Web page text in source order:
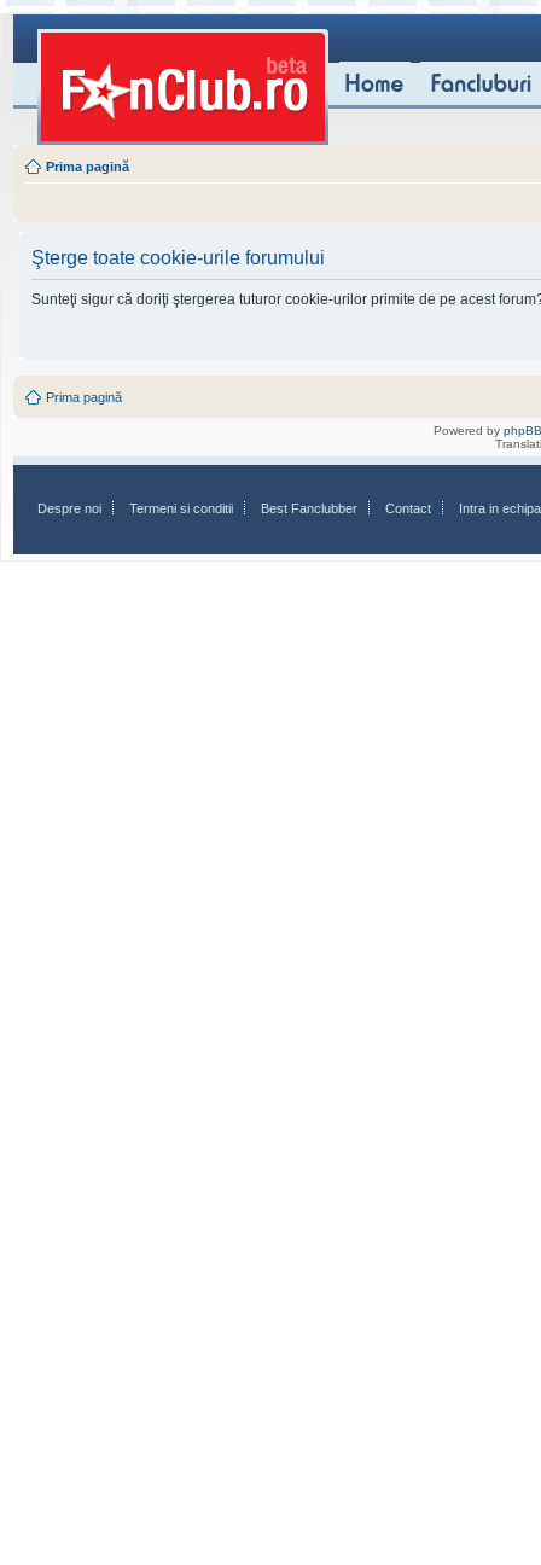
Prima pagină
Şterge toate cookie-urile forumului
Sunteţi sigur că doriţi ştergerea tuturor cookie-urilor primite de pe acest
Prima pagină
Powered by phpBB
Despre noi Termeni si conditii Best Fanclubber Contact Intra in